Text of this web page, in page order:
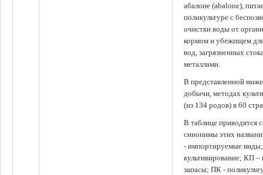
абалоне (abalone),
поликультуре с
очистки воды от
кормом и убежищем
вод, загрязненных
металлами.
В представленной
добычи, методах
(из 134 родов) в 60
В таблице приводятся
синонимы этих
- импортируемые
культивирование; КП
запасы; ПК -